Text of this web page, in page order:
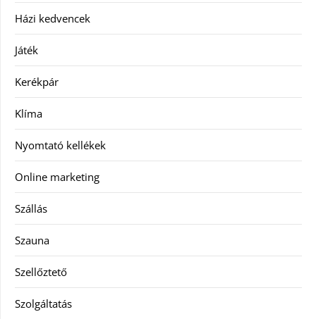
Házi kedvencek
Játék
Kerékpár
Klíma
Nyomtató kellékek
Online marketing
Szállás
Szauna
Szellőztető
Szolgáltatás